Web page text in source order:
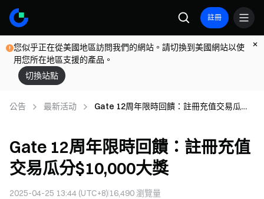
註冊
您似乎正在從美國地區訪問我們的網站。請切換到美國網站以使
用您所在地區支援的產品。
切換站點
公告 最新活动
Gate 12周年限時回饋：註冊充值交易瓜分
Gate 12周年限時回饋：註冊充值
交易瓜分$10,000大獎
2025-04-25 13:44 (UTC+8) 16,490 瀏覽量